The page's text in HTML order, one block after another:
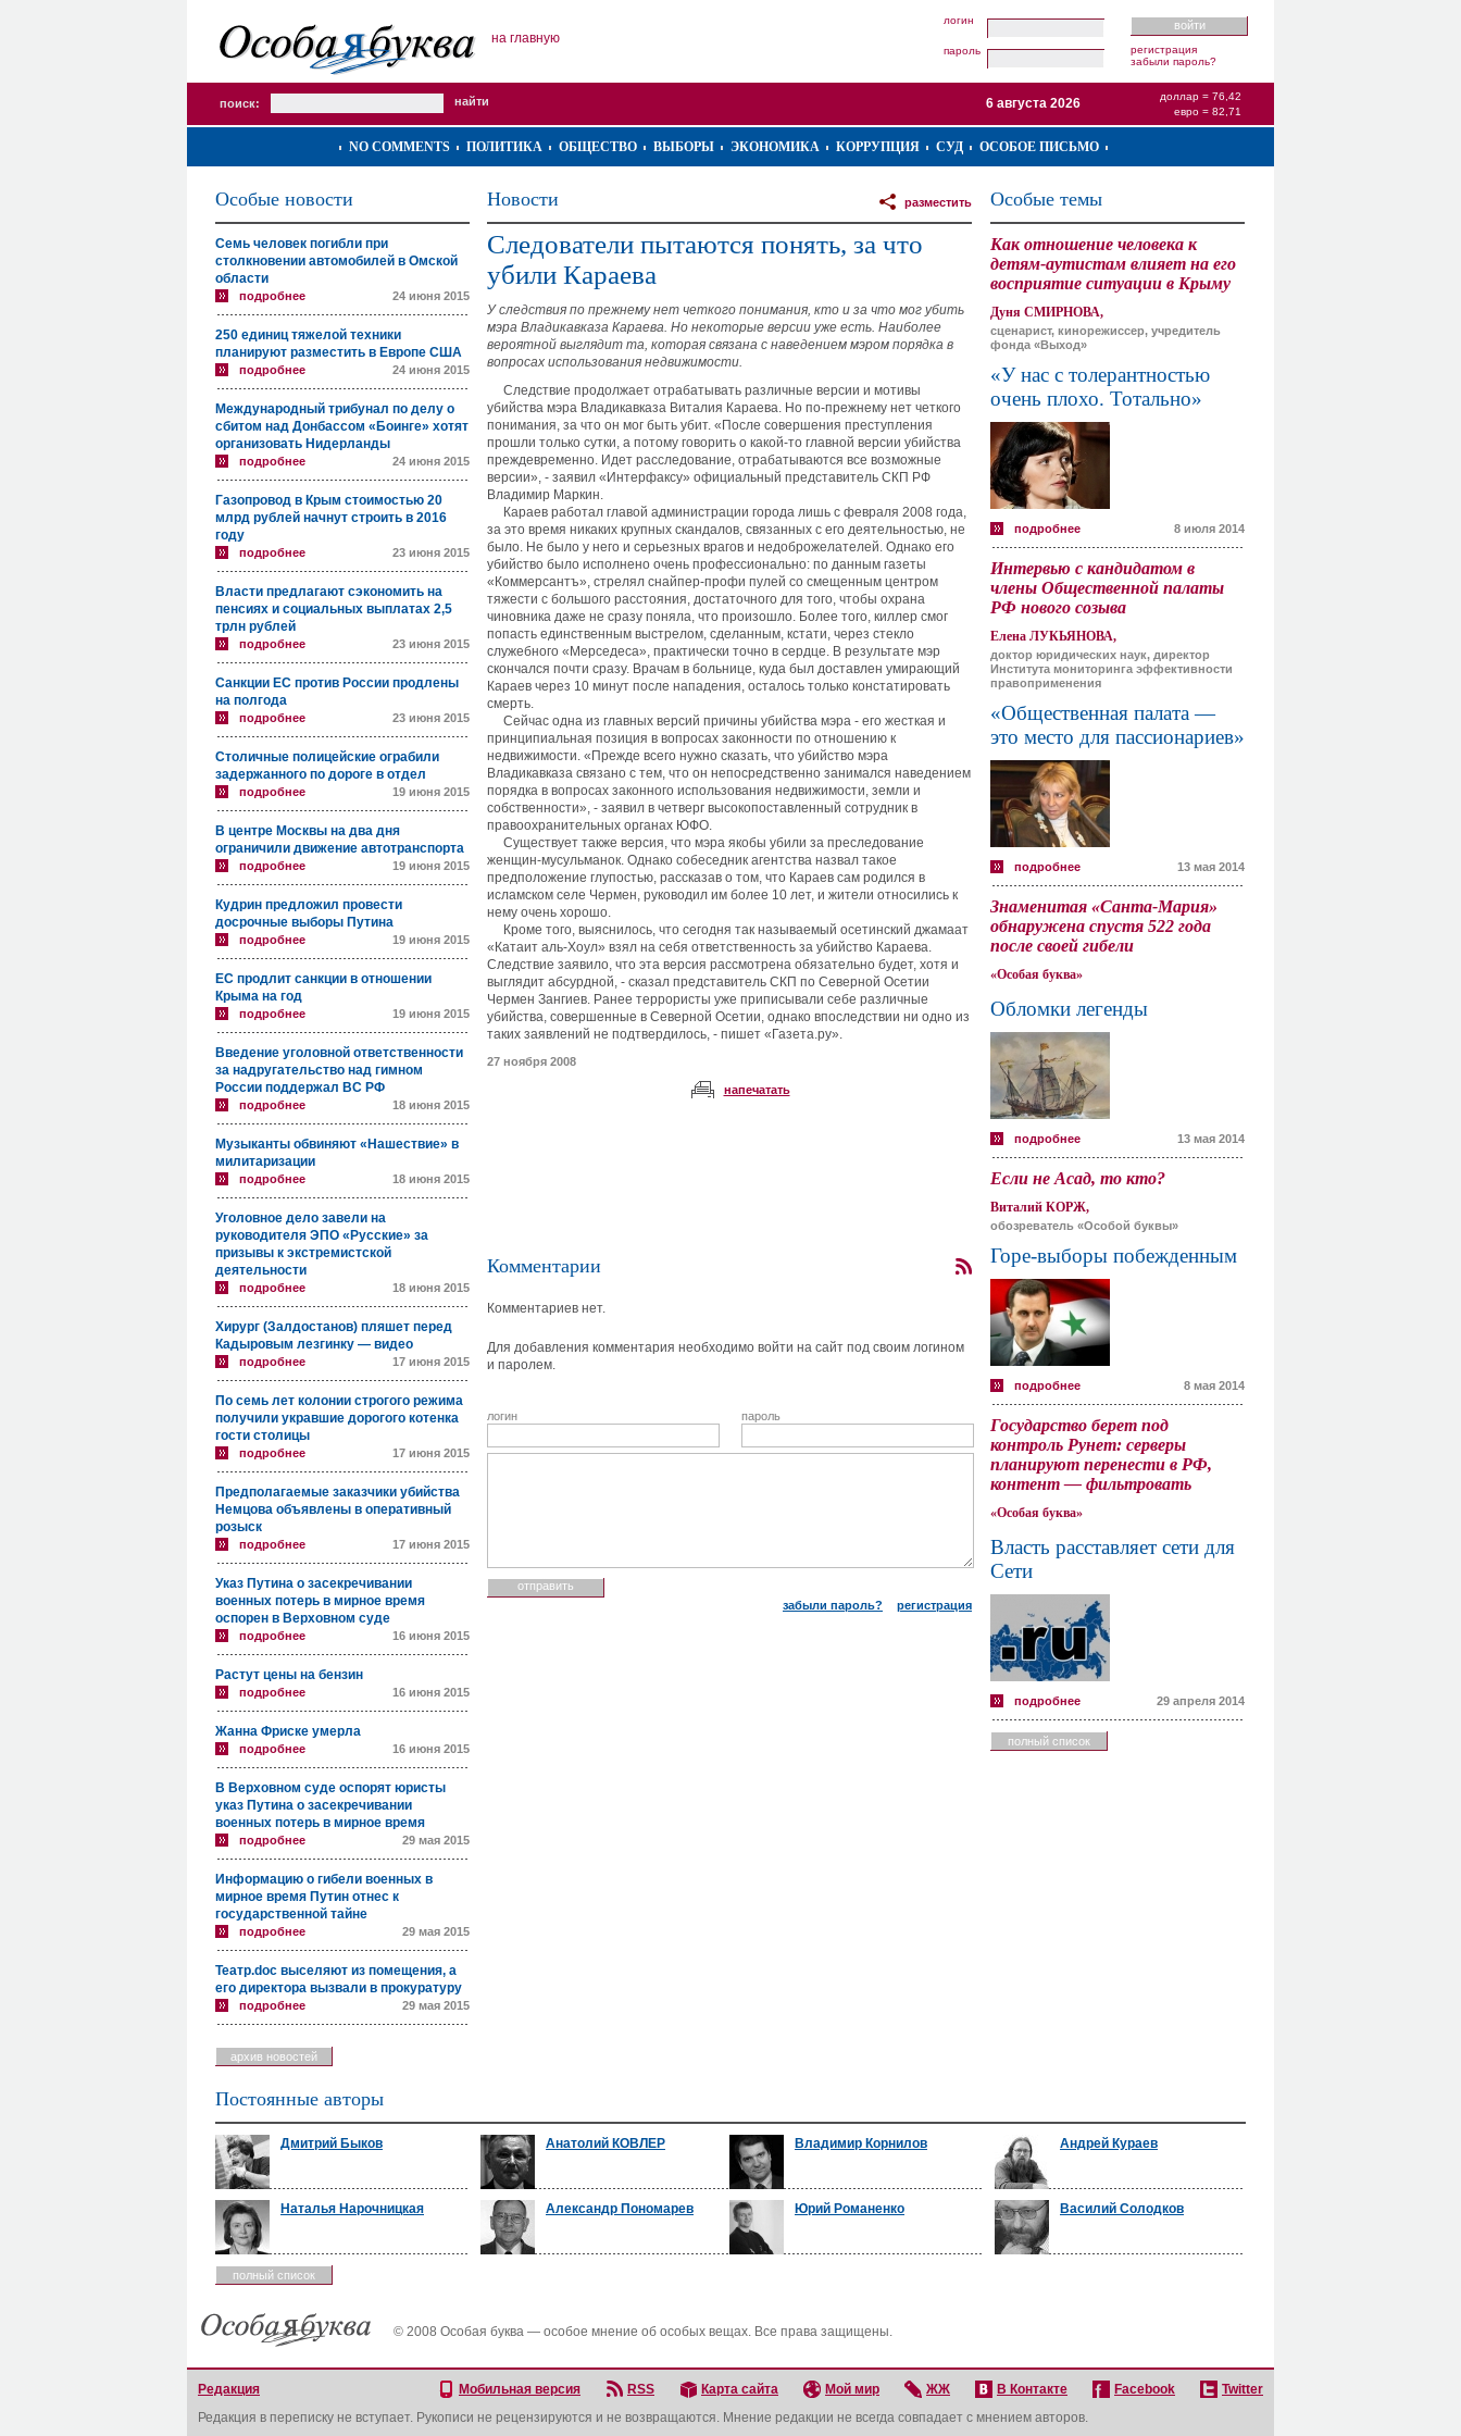
на главную
логин
пароль
регистрация
забыли пароль?
поиск:
доллар = 76,42
евро = 82,71
6 августа 2026
NO COMMENTS ПОЛИТИКА ОБЩЕСТВО ВЫБОРЫ ЭКОНОМИКА КОРРУПЦИЯ СУД ОСОБОЕ ПИСЬМО
Особые новости
Семь человек погибли при
столкновении автомобилей в Омской
области
подробнее 24 июня 2015
250 единиц тяжелой техники
планируют разместить в Европе США
подробнее 24 июня 2015
Международный трибунал по делу о
сбитом над Донбассом «Боинге» хотят
организовать Нидерланды
подробнее 24 июня 2015
Газопровод в Крым стоимостью 20
млрд рублей начнут строить в 2016
году
подробнее 23 июня 2015
Власти предлагают сэкономить на
пенсиях и социальных выплатах 2,5
трлн рублей
подробнее 23 июня 2015
Санкции ЕС против России продлены
на полгода
подробнее 23 июня 2015
Столичные полицейские ограбили
задержанного по дороге в отдел
подробнее 19 июня 2015
В центре Москвы на два дня
ограничили движение автотранспорта
подробнее 19 июня 2015
Кудрин предложил провести
досрочные выборы Путина
подробнее 19 июня 2015
ЕС продлит санкции в отношении
Крыма на год
подробнее 19 июня 2015
Введение уголовной ответственности
за надругательство над гимном
России поддержал ВС РФ
подробнее 18 июня 2015
Музыканты обвиняют «Нашествие» в
милитаризации
подробнее 18 июня 2015
Уголовное дело завели на
руководителя ЭПО «Русские» за
призывы к экстремистской
деятельности
подробнее 18 июня 2015
Хирург (Залдостанов) пляшет перед
Кадыровым лезгинку — видео
подробнее 17 июня 2015
По семь лет колонии строгого режима
получили укравшие дорогого котенка
гости столицы
подробнее 17 июня 2015
Предполагаемые заказчики убийства
Немцова объявлены в оперативный
розыск
подробнее 17 июня 2015
Указ Путина о засекречивании
военных потерь в мирное время
оспорен в Верховном суде
подробнее 16 июня 2015
Растут цены на бензин
подробнее 16 июня 2015
Жанна Фриске умерла
подробнее 16 июня 2015
В Верховном суде оспорят юристы
указ Путина о засекречивании
военных потерь в мирное время
подробнее 29 мая 2015
Информацию о гибели военных в
мирное время Путин отнес к
государственной тайне
подробнее 29 мая 2015
Театр.doc выселяют из помещения, а
его директора вызвали в прокуратуру
подробнее 29 мая 2015
архив новостей
Новости разместить
Следователи пытаются понять, за что
убили Караева
У следствия по прежнему нет четкого понимания, кто и за что мог убить
мэра Владикавказа Караева. Но некоторые версии уже есть. Наиболее
вероятной выглядит та, которая связана с наведением мэром порядка в
вопросах использования недвижимости.
Следствие продолжает отрабатывать различные версии и мотивы
убийства мэра Владикавказа Виталия Караева. Но по-прежнему нет четкого
понимания, за что он мог быть убит. «После совершения преступления
прошли только сутки, а потому говорить о какой-то главной версии убийства
преждевременно. Идет расследование, отрабатываются все возможные
версии», - заявил «Интерфаксу» официальный представитель СКП РФ
Владимир Маркин.
Караев работал главой администрации города лишь с февраля 2008 года,
за это время никаких крупных скандалов, связанных с его деятельностью, не
было. Не было у него и серьезных врагов и недоброжелателей. Однако его
убийство было исполнено очень профессионально: по данным газеты
«Коммерсантъ», стрелял снайпер-профи пулей со смещенным центром
тяжести с большого расстояния, достаточного для того, чтобы охрана
чиновника даже не сразу поняла, что произошло. Более того, киллер смог
попасть единственным выстрелом, сделанным, кстати, через стекло
служебного «Мерседеса», практически точно в сердце. В результате мэр
скончался почти сразу. Врачам в больнице, куда был доставлен умирающий
Караев через 10 минут после нападения, осталось только констатировать
смерть.
Сейчас одна из главных версий причины убийства мэра - его жесткая и
принципиальная позиция в вопросах законности по отношению к
недвижимости. «Прежде всего нужно сказать, что убийство мэра
Владикавказа связано с тем, что он непосредственно занимался наведением
порядка в вопросах законного использования недвижимости, земли и
собственности», - заявил в четверг высокопоставленный сотрудник в
правоохранительных органах ЮФО.
Существует также версия, что мэра якобы убили за преследование
женщин-мусульманок. Однако собеседник агентства назвал такое
предположение глупостью, рассказав о том, что Караев сам родился в
исламском селе Чермен, руководил им более 10 лет, и жители относились к
нему очень хорошо.
Кроме того, выяснилось, что сегодня так называемый осетинский джамаат
«Катаит аль-Хоул» взял на себя ответственность за убийство Караева.
Следствие заявило, что эта версия рассмотрена обязательно будет, хотя и
выглядит абсурдной, - сказал представитель СКП по Северной Осетии
Чермен Зангиев. Ранее террористы уже приписывали себе различные
убийства, совершенные в Северной Осетии, однако впоследствии ни одно из
таких заявлений не подтвердилось, - пишет «Газета.ру».
27 ноября 2008
напечатать
Комментарии
Комментариев нет.
Для добавления комментария необходимо войти на сайт под своим логином
и паролем.
логин пароль
забыли пароль? регистрация
Особые темы
Как отношение человека к
детям-аутистам влияет на его
восприятие ситуации в Крыму
Дуня СМИРНОВА,
сценарист, кинорежиссер, учредитель
фонда «Выход»
«У нас с толерантностью
очень плохо. Тотально»
подробнее 8 июля 2014
Интервью с кандидатом в
члены Общественной палаты
РФ нового созыва
Елена ЛУКЬЯНОВА,
доктор юридических наук, директор
Института мониторинга эффективности
правоприменения
«Общественная палата —
это место для пассионариев»
подробнее 13 мая 2014
Знаменитая «Санта-Мария»
обнаружена спустя 522 года
после своей гибели
«Особая буква»
Обломки легенды
подробнее 13 мая 2014
Если не Асад, то кто?
Виталий КОРЖ,
обозреватель «Особой буквы»
Горе-выборы побежденным
подробнее 8 мая 2014
Государство берет под
контроль Рунет: серверы
планируют перенести в РФ,
контент — фильтровать
«Особая буква»
Власть расставляет сети для
Сети
подробнее 29 апреля 2014
полный список
Постоянные авторы
Дмитрий Быков Анатолий КОВЛЕР Владимир Корнилов Андрей Кураев
Наталья Нарочницкая Александр Пономарев Юрий Романенко Василий Солодков
полный список
© 2008 Особая буква — особое мнение об особых вещах. Все права защищены.
Редакция Мобильная версия RSS Карта сайта Мой мир ЖЖ В Контакте Facebook
Twitter
Редакция в переписку не вступает. Рукописи не рецензируются и не возвращаются. Мнение редакции не всегда совпадает с мнением авторов.